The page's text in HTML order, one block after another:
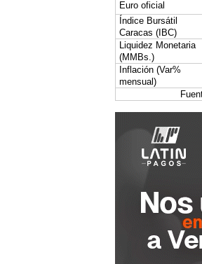
Euro oficial
Índice Bursátil
Caracas (IBC)
Liquidez Monetaria
(MMBs.)
Inflación (Var%
mensual)